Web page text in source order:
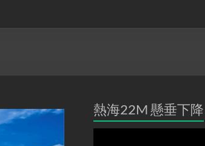
熱海22M 懸垂下降